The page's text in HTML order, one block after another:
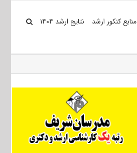
منابع کنکور ارشد نتایج ارشد ۱۴۰۴